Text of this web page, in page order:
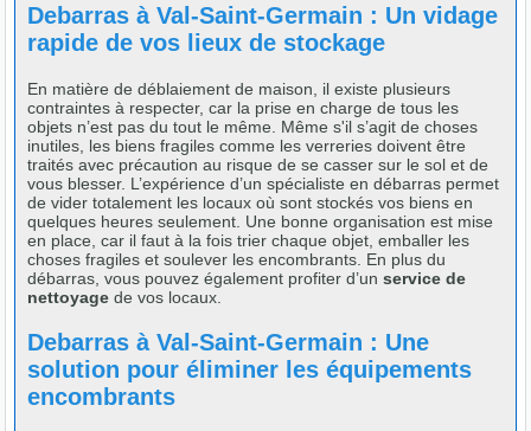
Debarras à Val-Saint-Germain : Un vidage
rapide de vos lieux de stockage
En matière de déblaiement de maison, il existe plusieurs
contraintes à respecter, car la prise en charge de tous les
objets n’est pas du tout le même. Même s'il s’agit de choses
inutiles, les biens fragiles comme les verreries doivent être
traités avec précaution au risque de se casser sur le sol et de
vous blesser. L’expérience d’un spécialiste en débarras permet
de vider totalement les locaux où sont stockés vos biens en
quelques heures seulement. Une bonne organisation est mise
en place, car il faut à la fois trier chaque objet, emballer les
choses fragiles et soulever les encombrants. En plus du
débarras, vous pouvez également profiter d’unservice de
nettoyage de vos locaux.
Debarras à Val-Saint-Germain : Une
solution pour éliminer les équipements
encombrants